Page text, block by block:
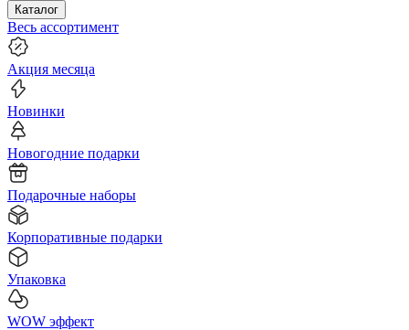
Каталог
Весь ассортимент
Акция месяца
Новинки
Новогодние подарки
Подарочные наборы
Корпоративные подарки
Упаковка
WOW эффект